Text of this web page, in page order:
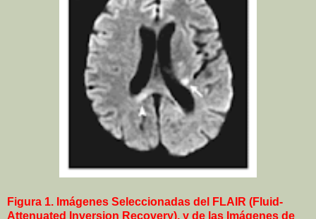
Figura 1. Imágenes Seleccionadas del FLAIR (Fluid-
Attenuated Inversion Recovery), y de las Imágenes de